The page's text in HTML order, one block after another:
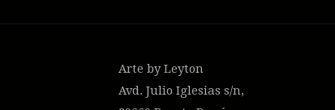
Arte by Leyton
Avd. Julio Iglesias s/n,